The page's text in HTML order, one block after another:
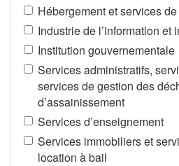
Hébergement et services
Industrie de l’information et
Institution gouvernementale
Services administratifs,
services de gestion des
d’assainissement
Services d’enseignement
Services immobiliers et
location à bail